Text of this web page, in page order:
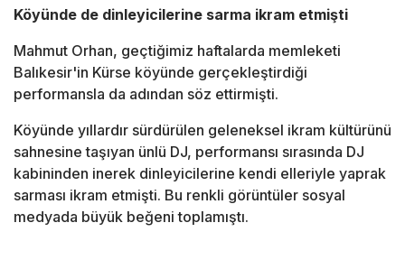
Köyünde de dinleyicilerine sarma ikram etmişti
Mahmut Orhan, geçtiğimiz haftalarda memleketi
Balıkesir'in Kürse köyünde gerçekleştirdiği
performansla da adından söz ettirmişti.
Köyünde yıllardır sürdürülen geleneksel ikram kültürünü
sahnesine taşıyan ünlü DJ, performansı sırasında DJ
kabininden inerek dinleyicilerine kendi elleriyle yaprak
sarması ikram etmişti. Bu renkli görüntüler sosyal
medyada büyük beğeni toplamıştı.